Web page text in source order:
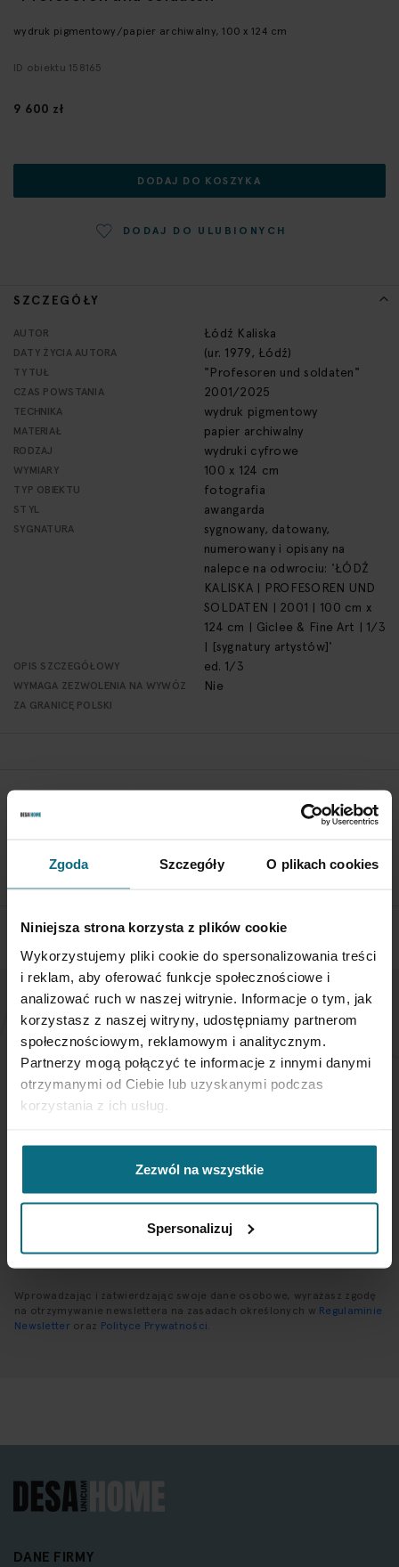
Zgoda Szczegóły O plikach cookies
Niniejsza strona korzysta z plików cookie
Wykorzystujemy pliki cookie do spersonalizowania treści
i reklam, aby oferować funkcje społecznościowe i
analizować ruch w naszej witrynie. Informacje o tym, jak
korzystasz z naszej witryny, udostępniamy partnerom
społecznościowym, reklamowym i analitycznym.
Partnerzy mogą połączyć te informacje z innymi danymi
otrzymanymi od Ciebie lub uzyskanymi podczas
korzystania z ich usług.
Zezwól na wszystkie
Spersonalizuj
galerii
SZCZEGÓŁY
Więcej
informacji
AUTOR Łódź Kaliska
DATY ŻYCIA AUTORA (ur. 1979, Łódź)
TYTUŁ "Profesoren und soldaten"
CZAS POWSTANIA 2001/2025
TECHNIKA wydruk pigmentowy
MATERIAŁ papier archiwalny
RODZAJ wydruki cyfrowe
WYMIARY 100 x 124 cm
TYP OBIEKTU fotografia
STYL awangarda
SYGNATURA
sygnowany, datowany,
numerowany i opisany na
nalepce na odwrociu: 'ŁÓDŹ
KALISKA | PROFESOREN UND
SOLDATEN | 2001 | 100 cm x
124 cm | Giclee & Fine Art | 1/3
| [sygnatury artystów]'
OPIS SZCZEGÓŁOWY ed. 1/3
WYMAGA ZEZWOLENIA NA WYWÓZ
ZA GRANICĘ POLSKI
Nie
Aby zwrócić obiekt skontaktuj się z Biurem Obsługi w ciągu 3
wydruk pigmentowy/papier archiwalny, 100 x 124 cm
ID obiektu 158165
9 600 zł
DODAJ DO KOSZYKA
DODAJ DO ULUBIONYCH
NEWSLETTER
Jeśli chcesz otrzymywać aktualne informacje
dotyczące oferty Desa Home - zapisz się do naszego
newslettera.
newsletter:
SUBSKRYBUJ
Wprowadzając i zatwierdzając swoje dane osobowe, wyrażasz zgodę
na otrzymywanie newslettera na zasadach określonych w Regulaminie
Newsletter oraz Polityce Prywatności
DANE FIRMY